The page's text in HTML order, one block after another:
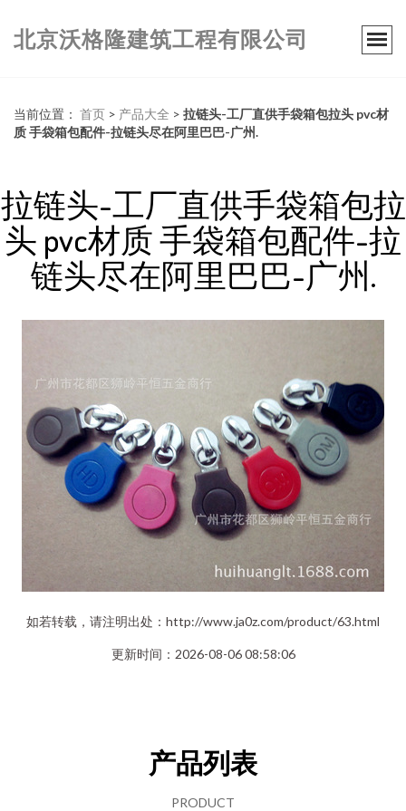
北京沃格隆建筑工程有限公司
当前位置： 首页 > 产品大全 > 拉链头-工厂直供手袋箱包拉头 pvc材
质 手袋箱包配件-拉链头尽在阿里巴巴-广州.
拉链头-工厂直供手袋箱包拉
头 pvc材质 手袋箱包配件-拉
链头尽在阿里巴巴-广州.
如若转载，请注明出处：http://www.ja0z.com/product/63.html
更新时间：2026-08-06 08:58:06
产品列表
PRODUCT